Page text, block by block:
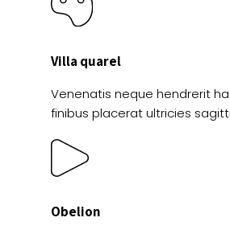
Villa quarel
Venenatis neque hendrerit
finibus placerat ultricies
Obelion